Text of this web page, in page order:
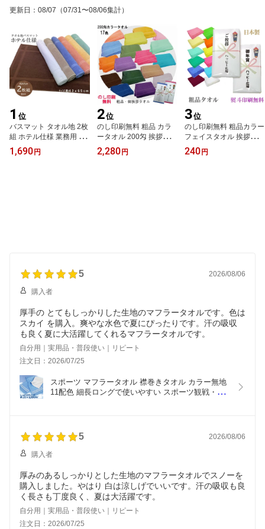
フェイスタオル
院・店舗・家庭用に最適
12枚組
更新日 ： 08/07 （07/31〜08/06集計）
1 位
バスマット タオル地 2枚
組 ホテル仕様 業務用 し
っかりパイルの速乾 650
匁 温泉・スパ・サロン・
1,690 円
2位
のし印刷無料 粗品 カラ
ータオル 200匁 挨拶回
り・御挨拶・御年賀向け
34×86cm カラーフェイ
2,280 円
3位
のし印刷無料 粗品カラー
フェイスタオル 挨拶回
り・御挨拶・御年賀に 2
00匁 日本製 泉州産 カラ
240 円
5 2026/08/06
購入者
厚手の とてもしっかりした生地のマフラータオルです。色は
スカイ を購入。爽やな水色で夏にぴったりです。汗の吸収
も良く夏に大活躍してくれるマフラータオルです。
自分用｜実用品・普段使い｜リピート
注文日：2026/07/25
スポーツ マフラータオル 襟巻きタオル カラー無地
11配色 細長ロングで使いやすい スポーツ観戦・運
5 2026/08/06
購入者
厚みのあるしっかりとした生地のマフラータオルでスノーを
購入しました。やはり 白は涼しげでいいです。汗の吸収も良
く長さも丁度良く、夏は大活躍です。
自分用｜実用品・普段使い｜リピート
注文日：2026/07/25